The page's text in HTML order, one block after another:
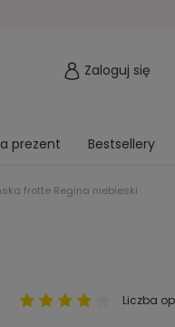
Zaloguj się
prezent Bestsellery
frotte Regina niebieski
Liczba